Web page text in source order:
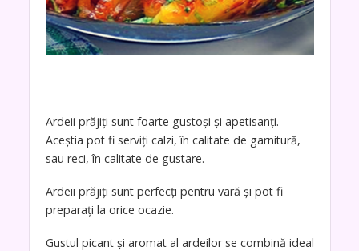
Ardeii prăjiți sunt foarte gustoși și apetisanți.
Aceștia pot fi serviți calzi, în calitate de garnitură,
sau reci, în calitate de gustare.
Ardeii prăjiți sunt perfecți pentru vară și pot fi
preparați la orice ocazie.
Gustul picant și aromat al ardeilor se combină ideal